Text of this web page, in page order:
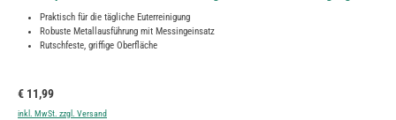
Praktisch für die tägliche Euterreinigung
Robuste Metallausführung mit Messingeinsatz
Rutschfeste, griffige Oberfläche
Regulärer Preis:
€ 11,99
inkl. MwSt. zzgl. Versand